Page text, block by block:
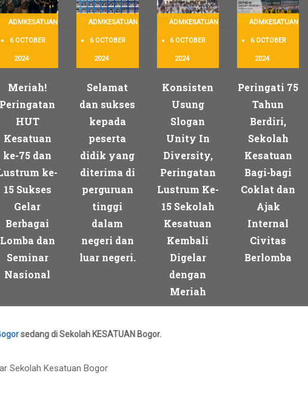
ADMKESATUAN
6 OCTOBER
2024
Meriah!
Peringatan
HUT
Kesatuan
ke-75 dan
ke-
15 Sukses
Gelar
Berbagai
Lomba dan
Seminar
Nasional
ADMKESATUAN
6 OCTOBER
2024
Selamat
dan sukses
kepada
peserta
didik yang
diterima di
perguruan
tinggi
dalam
negeri dan
luar negeri.
ADMKESATUAN
6 OCTOBER
2024
Konsisten
Usung
Slogan
Unity In
Diversity,
Peringatan
Lustrum Ke-
15 Sekolah
Kesatuan
Kembali
Digelar
dengan
Meriah
ADMKESATUAN
6 OCTOBER
2024
Peringati 75
Tahun
Berdiri,
Sekolah
Kesatuan
Bagi-bagi
Coklat dan
Ajak
Internal
Civitas
Berlomba
sedang di Sekolah KESATUAN Bogor.
Sekolah Kesatuan Bogor